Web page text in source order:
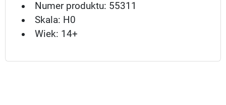
Numer produktu: 55311
Skala: H0
Wiek: 14+